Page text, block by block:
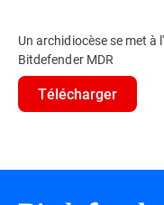
Un archidiocèse se met
Bitdefender MDR
Télécharger